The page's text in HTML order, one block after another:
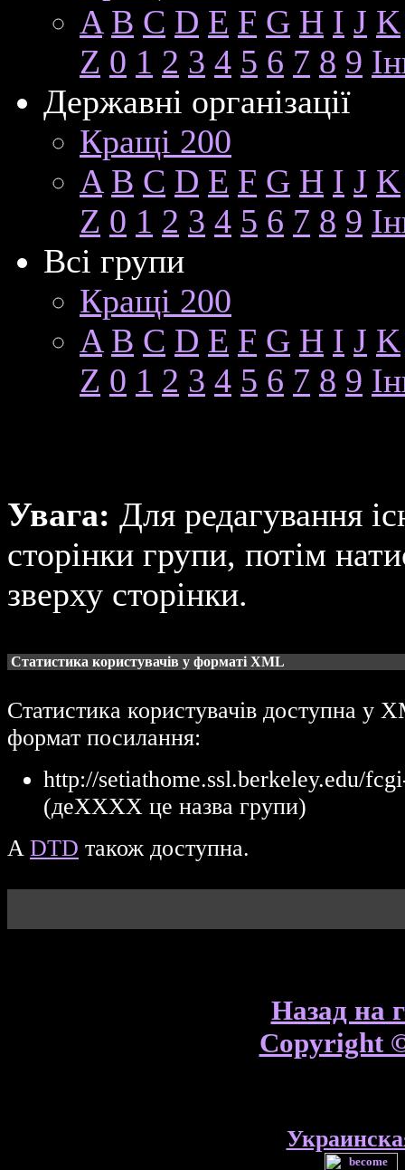
A B C D E F G H I J K
Z 0 1 2 3 4 5 6 7 8 9
Державні організації
Кращі 200
A B C D E F G H I J K
Z 0 1 2 3 4 5 6 7 8 9
Всі групи
Кращі 200
A B C D E F G H I J K
Z 0 1 2 3 4 5 6 7 8 9
Увага: Для редагування
сторінки групи, потім
зверху сторінки.
Статистика користувачів у форматі XML
Статистика користувачів доступна у
формат посилання:
http://setiathome.ssl.berkeley.edu/
(деXXXX це назва групи)
A DTD також доступна.
Назад на
Copyright